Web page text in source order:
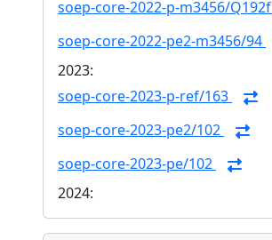
soep-core-2022-p-m3456/Q192f
soep-core-2022-pe2-m3456/94
2023:
soep-core-2023-p-ref/163
soep-core-2023-pe2/102
soep-core-2023-pe/102
2024: